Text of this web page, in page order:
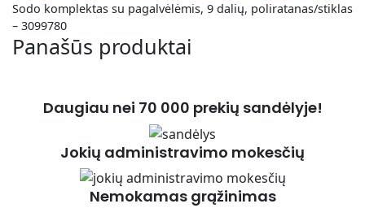
Sodo komplektas su pagalvėlėmis, 9 dalių, poliratanas/stiklas
– 3099780
Panašūs produktai
Daugiau nei 70 000 prekių sandėlyje!
Jokių administravimo mokesčių
Nemokamas grąžinimas